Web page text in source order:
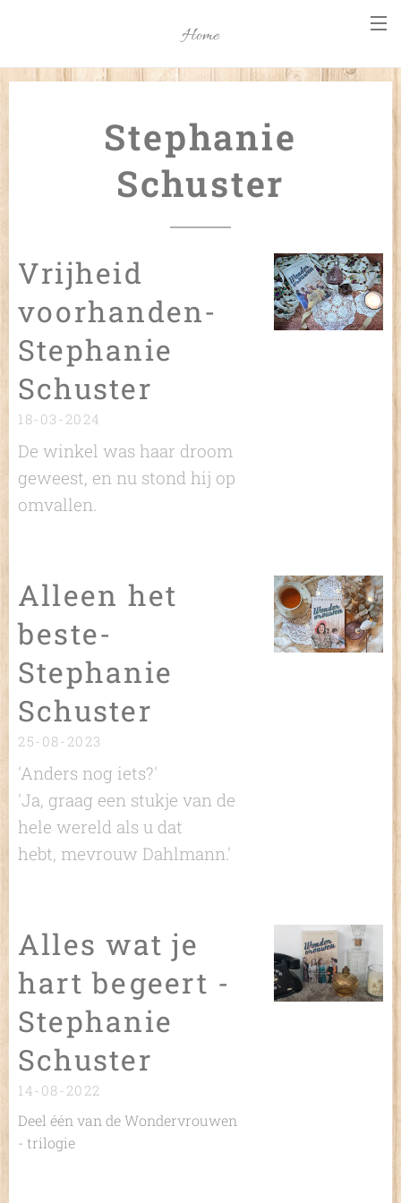
Home
Stephanie
Schuster
Vrijheid
voorhanden-
Stephanie
Schuster
18-03-2024
De winkel was haar droom
geweest, en nu stond hij op
omvallen.
Alleen het
beste-
Stephanie
Schuster
25-08-2023
'Anders nog iets?'
'Ja, graag een stukje van de
hele wereld als u dat
hebt, mevrouw Dahlmann.'
Alles wat je
hart begeert -
Stephanie
Schuster
14-08-2022
Deel één van de Wondervrouwen
- trilogie